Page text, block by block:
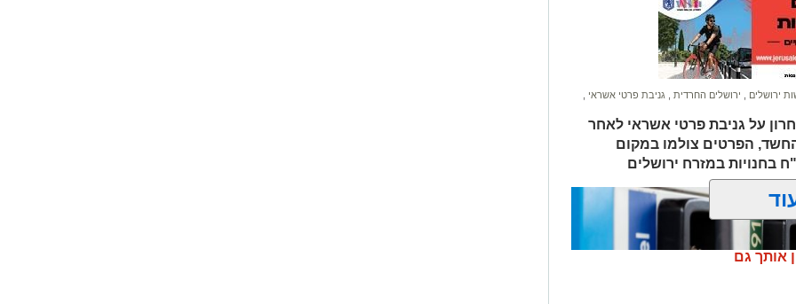
אנוש והחלו לבצע עליו פעולות
הר הצופים אולם חרף מאמצי
החרדית" בוואטסאפ לחצו כאן
צרו איתנו קשר במייל
ירושלים ירושלים החרדית גניבת פרטי אשראי
על גניבת פרטי אשראי לאחר
הפרטים צולמו במקום
אותך גם